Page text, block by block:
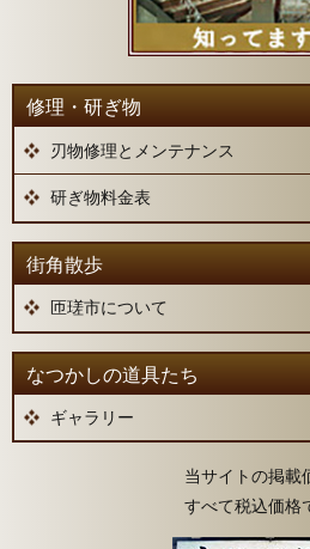
修理・研ぎ物
刃物修理とメンテナンス
研ぎ物料金表
街角散歩
匝瑳市について
なつかしの道具たち
ギャラリー
当サイトの掲載
すべて税込価格